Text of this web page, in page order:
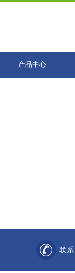
产品中心
联